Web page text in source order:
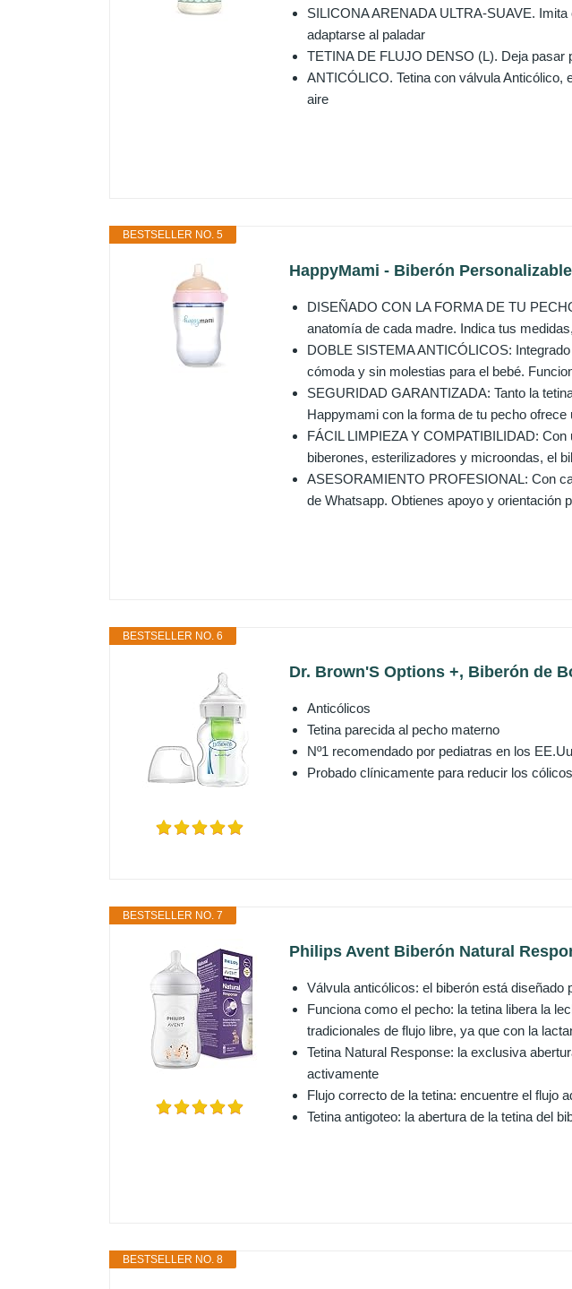
SILICONA ARENADA ULTRA-SUAVE.
adaptarse al paladar
TETINA DE FLUJO DENSO (L). Deja
ANTICÓLICO. Tetina con válvula
aire
BESTSELLER NO. 5
HappyMami - Biberón
DISEÑADO CON LA FORMA DE TU
anatomía de cada madre. Indica tus
DOBLE SISTEMA ANTICÓLICOS:
cómoda y sin molestias para el bebé.
SEGURIDAD GARANTIZADA: Tanto la
Happymami con la forma de tu pecho
FÁCIL LIMPIEZA Y COMPATIBILIDAD:
biberones, esterilizadores y microondas, el
ASESORAMIENTO PROFESIONAL: Con
de Whatsapp. Obtienes apoyo y orientación
BESTSELLER NO. 6
Dr. Brown'S Options +, Biberón de
Anticólicos
Tetina parecida al pecho materno
Nº1 recomendado por pediatras en los
Probado clínicamente para reducir los
BESTSELLER NO. 7
Philips Avent Biberón Natural
Válvula anticólicos: el biberón está diseñado
Funciona como el pecho: la tetina libera la
tradicionales de flujo libre, ya que con la
Tetina Natural Response: la exclusiva
activamente
Flujo correcto de la tetina: encuentre el flujo
Tetina antigoteo: la abertura de la tetina del
BESTSELLER NO. 8